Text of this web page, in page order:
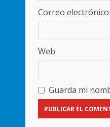
Correo electrónico
Web
Guarda mi